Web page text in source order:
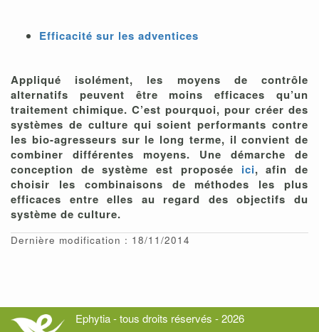
Efficacité sur les adventices
Appliqué isolément, les moyens de contrôle
alternatifs peuvent être moins efficaces qu’un
traitement chimique. C’est pourquoi, pour créer des
systèmes de culture qui soient performants contre
les bio-agresseurs sur le long terme, il convient de
combiner différentes moyens. Une démarche de
conception de système est proposée ici, afin de
choisir les combinaisons de méthodes les plus
efficaces entre elles au regard des objectifs du
système de culture.
Dernière modification : 18/11/2014
Ephytia - tous droits réservés - 2026